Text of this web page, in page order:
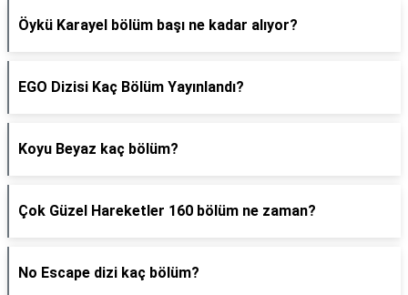
Öykü Karayel bölüm başı ne kadar alıyor?
EGO Dizisi Kaç Bölüm Yayınlandı?
Koyu Beyaz kaç bölüm?
Çok Güzel Hareketler 160 bölüm ne zaman?
No Escape dizi kaç bölüm?